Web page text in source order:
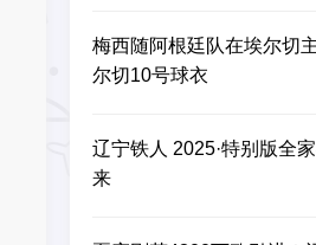
梅西随阿根廷队在埃尔切
尔切10号球衣
辽宁铁人 2025·特别版全
来